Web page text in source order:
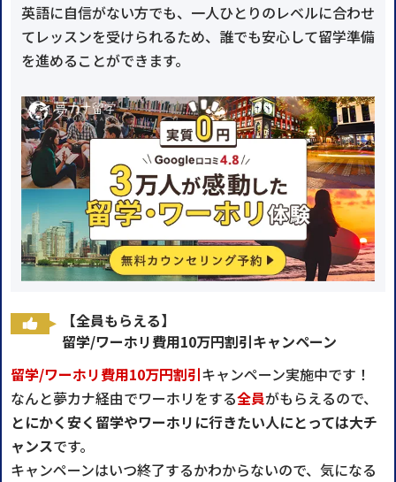
英語に自信がない方でも、一人ひとりのレベルに合わせ
てレッスンを受けられるため、誰でも安心して留学準備
を進めることができます。
【全員もらえる】
留学/ワーホリ費用10万円割引キャンペーン
留学/ワーホリ費用10万円割引キャンペーン実施中です！
なんと夢カナ経由でワーホリをする全員がもらえるので、
とにかく安く留学やワーホリに行きたい人にとっては大チ
ャンスです。
キャンペーンはいつ終了するかわからないので、気になる